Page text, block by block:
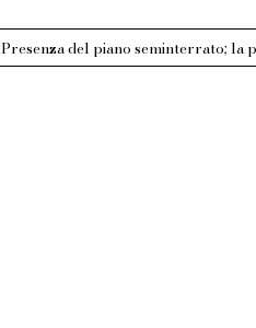
Presenza del piano seminterrato; la